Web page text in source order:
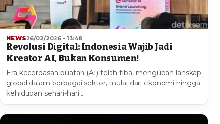
NEWS26/02/2026 - 13:48
Revolusi Digital: Indonesia Wajib Jadi
Kreator AI, Bukan Konsumen!
Era kecerdasan buatan (AI) telah tiba, mengubah lanskap
global dalam berbagai sektor, mulai dari ekonomi hingga
kehidupan sehari-hari.…